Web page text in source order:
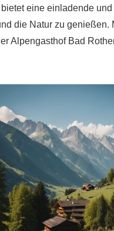
eine einladende
die Natur zu genießen.
Alpengasthof Bad